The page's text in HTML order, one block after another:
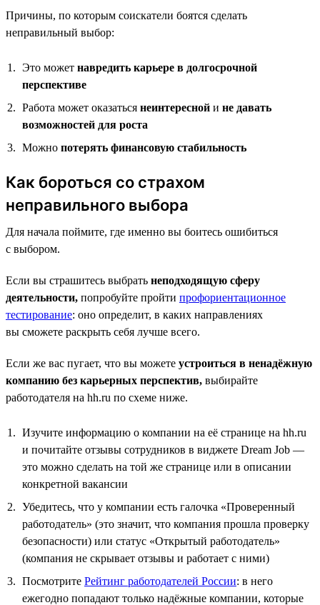
Причины, по которым соискатели боятся сделать
неправильный выбор:
Это может навредить карьере в долгосрочной
перспективе
Работа может оказаться неинтересной и не давать
возможностей для роста
Можно потерять финансовую стабильность
Как бороться со страхом
неправильного выбора
Для начала поймите, где именно вы боитесь ошибиться
с выбором.
Если вы страшитесь выбрать неподходящую сферу
деятельности, попробуйте пройти профориентационное
тестирование: оно определит, в каких направлениях
вы сможете раскрыть себя лучше всего.
Если же вас пугает, что вы можете устроиться в ненадёжную
компанию без карьерных перспектив, выбирайте
работодателя на hh.ru по схеме ниже.
Изучите информацию о компании на её странице на hh.ru
и почитайте отзывы сотрудников в виджете Dream Job —
это можно сделать на той же странице или в описании
конкретной вакансии
Убедитесь, что у компании есть галочка «Проверенный
работодатель» (это значит, что компания прошла проверку
безопасности) или статус «Открытый работодатель»
(компания не скрывает отзывы и работает с ними)
Посмотрите Рейтинг работодателей России: в него
ежегодно попадают только надёжные компании, которые